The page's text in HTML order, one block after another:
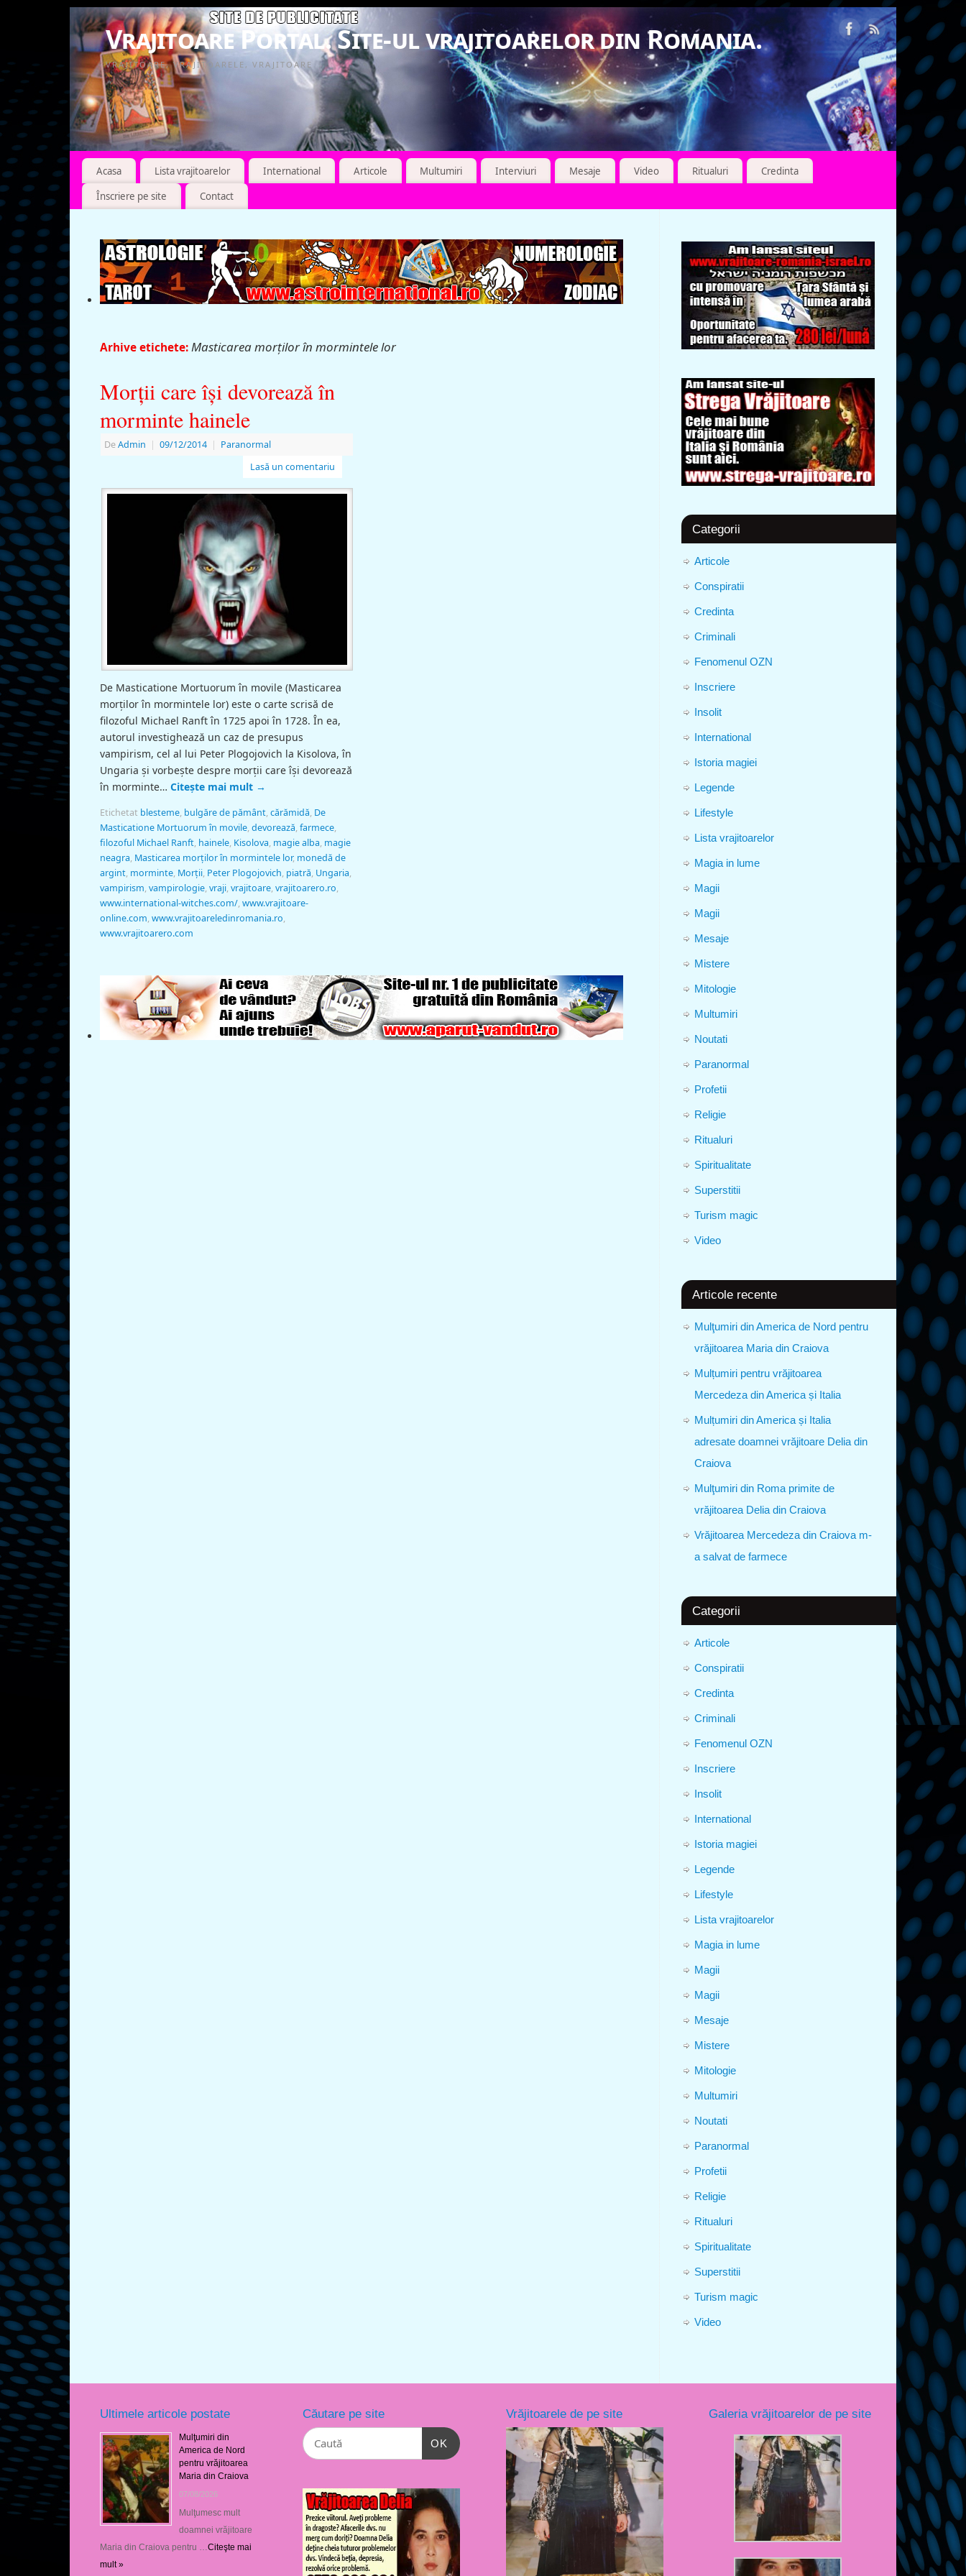
Vrajitoare Portal. Site-ul vrajitoarelor din Romania.
VRAJITOARE, VRAJITOARELE, VRAJITOARE
Acasa Lista vrajitoarelor International Articole Multumiri Interviuri Mesaje Video Ritualuri
Credinta
Înscriere pe site
Contact
Arhive etichete: Masticarea morților în mormintele lor
Morții care îşi devorează în
morminte hainele
DeAdmin | 09/12/2014 | Paranormal
Lasă un comentariu
De Masticatione Mortuorum în movile (Masticarea
morților în mormintele lor) este o carte scrisă de
filozoful Michael Ranft în 1725 apoi în 1728. În ea,
autorul investighează un caz de presupus
vampirism, cel al lui Peter Plogojovich la Kisolova, în
Ungaria și vorbește despre morții care îşi devorează
în morminte… Citește mai mult →
Etichetat blesteme, bulgăre de pământ,cărămidă, De
Masticatione Mortuorum în movile,devorează,farmece,
filozoful Michael Ranft, hainele, Kisolova, magie alba, magie
neagra, Masticarea morților în mormintele lor, monedă de
argint, morminte, Morții, Peter Plogojovich, piatră, Ungaria,
vampirism,vampirologie,vraji,vrajitoare,vrajitoarero.ro,
www.international-witches.com/,www.vrajitoare-
online.com,www.vrajitoareledinromania.ro,
www.vrajitoarero.com
Categorii
Articole
Conspiratii
Credinta
Criminali
Fenomenul OZN
Inscriere
Insolit
International
Istoria magiei
Legende
Lifestyle
Lista vrajitoarelor
Magia in lume
Magii
Magii
Mesaje
Mistere
Mitologie
Multumiri
Noutati
Paranormal
Profetii
Religie
Ritualuri
Spiritualitate
Superstitii
Turism magic
Video
Articole recente
Mulţumiri din America de Nord pentru
vrăjitoarea Maria din Craiova
Mulțumiri pentru vrăjitoarea
Mercedeza din America și Italia
Mulțumiri din America și Italia
adresate doamnei vrăjitoare Delia din
Craiova
Mulţumiri din Roma primite de
vrăjitoarea Delia din Craiova
Vrăjitoarea Mercedeza din Craiova m-
a salvat de farmece
Categorii
Articole
Conspiratii
Credinta
Criminali
Fenomenul OZN
Inscriere
Insolit
International
Istoria magiei
Legende
Lifestyle
Lista vrajitoarelor
Magia in lume
Magii
Magii
Mesaje
Mistere
Mitologie
Multumiri
Noutati
Paranormal
Profetii
Religie
Ritualuri
Spiritualitate
Superstitii
Turism magic
Video
Ultimele articole postate
Mulţumiri din
America de Nord
pentru vrăjitoarea
Maria din Craiova
07/08/2026
Mulţumesc mult
doamnei vrăjitoare
Maria din Craiova pentru … Citeşte mai
mult »
Căutare pe site
OK
Vrăjitoarele de pe site Galeria vrăjitoarelor de pe site